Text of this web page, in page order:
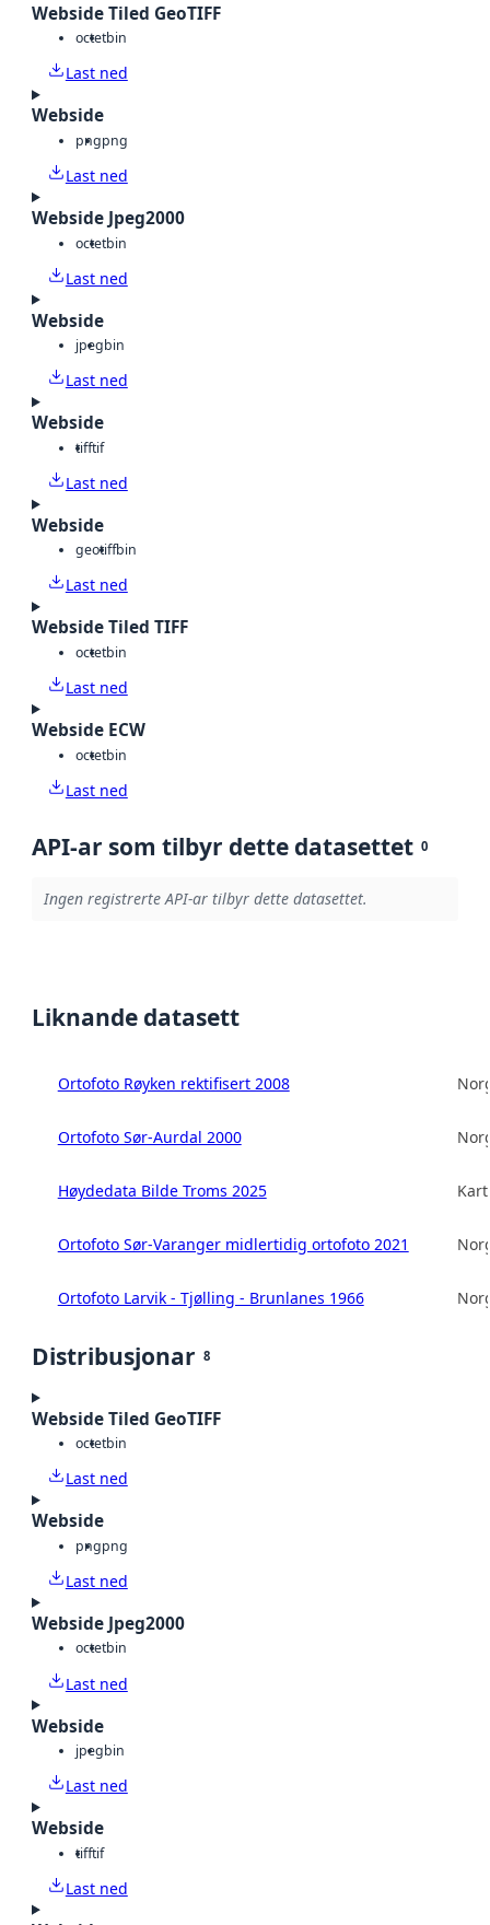
Webside Tiled GeoTIFF
octetbin
Last ned
Webside
pngpng
Last ned
Webside Jpeg2000
octetbin
Last ned
Webside
jpegbin
Last ned
Webside
tifftif
Last ned
Webside
geotiffbin
Last ned
Webside Tiled TIFF
octetbin
Last ned
Webside ECW
octetbin
Last ned
API-ar som tilbyr dette datasettet 0
Ingen registrerte API-ar tilbyr dette datasettet.
Liknande datasett
Ortofoto Røyken rektifisert 2008
Ortofoto Sør-Aurdal 2000
Høydedata Bilde Troms 2025
Ortofoto Sør-Varanger midlertidig ortofoto 2021
Ortofoto Larvik - Tjølling - Brunlanes 1966
Distribusjonar 8
Webside Tiled GeoTIFF
octetbin
Last ned
Webside
pngpng
Last ned
Webside Jpeg2000
octetbin
Last ned
Webside
jpegbin
Last ned
Webside
tifftif
Last ned